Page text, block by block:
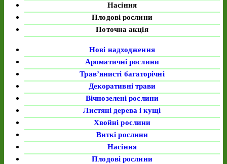
Насіння
Плодові рослини
Поточна акція
Нові надходження
Ароматичні рослини
Трав’янисті багаторічні
Декоративні трави
Вічнозелені рослини
Листяні дерева і кущі
Хвойні рослини
Виткі рослини
Насіння
Плодові рослини